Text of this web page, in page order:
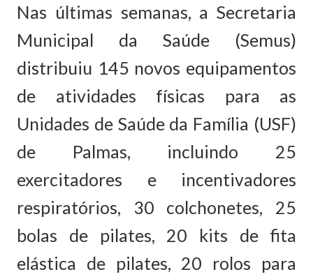
Nas últimas semanas, a Secretaria
Municipal da Saúde (Semus)
distribuiu 145 novos equipamentos
de atividades físicas para as
Unidades de Saúde da Família (USF)
de Palmas, incluindo 25
exercitadores e incentivadores
respiratórios, 30 colchonetes, 25
bolas de pilates, 20 kits de fita
elástica de pilates, 20 rolos para